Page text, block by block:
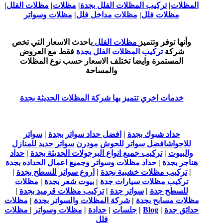
المظلات|تركيب المظلات الفلل بجدة| مظلات| مظلات الفلل|
مظلات فلل| مظلات مداخل فلل| مظلات وسواتر
وأنها توفر وتتميز مظلات الفلل باحدث الاسعار التي تخص
شركة تركيب المظلات الفلل بجدةفقط مع العروض
المستمرة وايضا تختلف الاسعار حسب نوع المظلات
والمساحة
خدمات اخري تتميز بها شركة المظلات الحديثة بجدة
حداد شبوك بجدة | افضل حداد سواتر بجدة |سواتر
للاحواشافضل سواتر للحوش مودرن سواتر حديد للمنازل
والبيوت |تركيب جميع انواع البرجولات الحديثة بجدة | حداد
هناجر بجدة | حداد مظلات وسواتر وجميع اعمال الحداده بجدة
|تركيب مظلات خشبية بجدة | اروع سواتر للسطح بجدة |
تركيب مظلات سيارات جدة | بيوت شعر بجدة | مظلات
للسطح جدة |سواتر جدة |تركيب مظلات قرميد بجدة |
مظلات مسابح بجدة |شركة المظلات والسواتر بجدة | مظلات
حدائق جدة |
Blog
| جلسات | حدادة | مظلات وسواتر | مظلات
فلل